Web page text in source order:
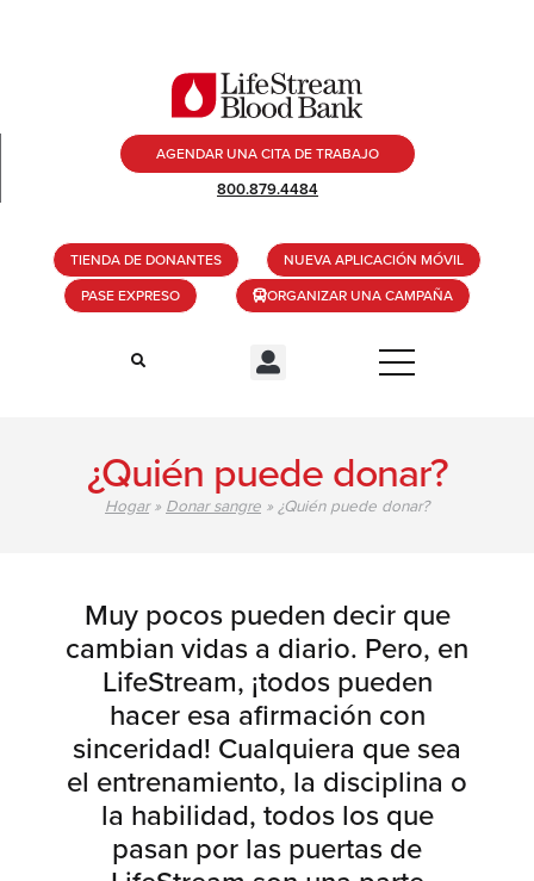
AGENDAR UNA CITA DE TRABAJO
800.879.4484
TIENDA DE DONANTES
NUEVA APLICACIÓN MÓVIL
PASE EXPRESO
ORGANIZAR UNA CAMPAÑA
¿Quién puede donar?
Hogar» Donar sangre » ¿Quién puede donar?
Muy pocos pueden decir que
cambian vidas a diario. Pero, en
LifeStream, ¡todos pueden
hacer esa afirmación con
sinceridad! Cualquiera que sea
el entrenamiento, la disciplina o
la habilidad, todos los que
pasan por las puertas de